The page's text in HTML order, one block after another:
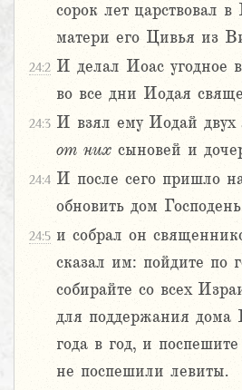
сорок лет царствовал
матери его Цивья из
24:2 И делал Иоас угодное
во все дни Иодая
24:3 И взял ему Иодай
от них сыновей и
24:4 И после сего пришло
обновить дом
24:5 и собрал он
сказал им: пойдите по
собирайте со всех
для поддержания дома
года в год, и
не поспешили левиты.